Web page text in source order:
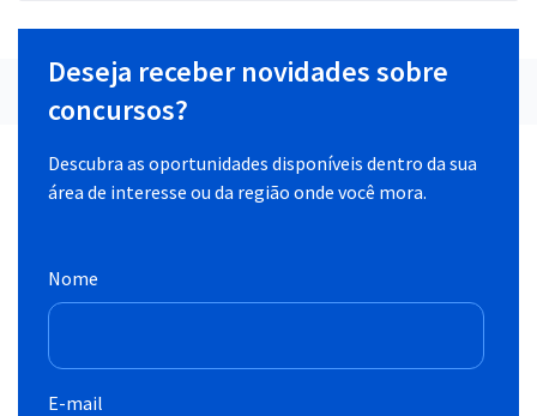
Deseja receber novidades sobre
concursos?
Descubra as oportunidades disponíveis dentro da sua
área de interesse ou da região onde você mora.
Nome
E-mail